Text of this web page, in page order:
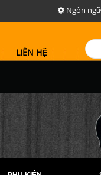
Ngôn
LIÊN HỆ